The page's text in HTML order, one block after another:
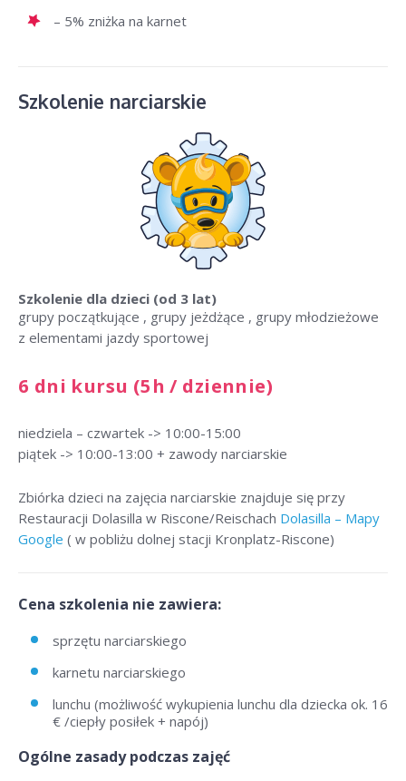
– 5% zniżka na karnet
Szkolenie narciarskie
Szkolenie dla dzieci (od 3 lat)
grupy początkujące , grupy jeżdżące , grupy młodzieżowe
z elementami jazdy sportowej
6 dni kursu (5h / dziennie)
niedziela – czwartek -> 10:00-15:00
piątek -> 10:00-13:00 + zawody narciarskie
Zbiórka dzieci na zajęcia narciarskie znajduje się przy
Restauracji Dolasilla w Riscone/Reischach Dolasilla – Mapy
Google ( w pobliżu dolnej stacji Kronplatz-Riscone)
Cena szkolenia nie zawiera:
sprzętu narciarskiego
karnetu narciarskiego
lunchu (możliwość wykupienia lunchu dla dziecka ok. 16
€ /ciepły posiłek + napój)
Ogólne zasady podczas zajęć